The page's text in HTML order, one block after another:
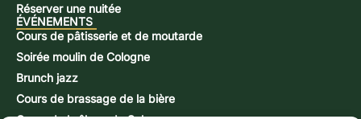
Réserver une nuitée
ÉVÉNEMENTS
Cours de pâtisserie et de moutarde
Soirée moulin de Cologne
Brunch jazz
Cours de brassage de la bière